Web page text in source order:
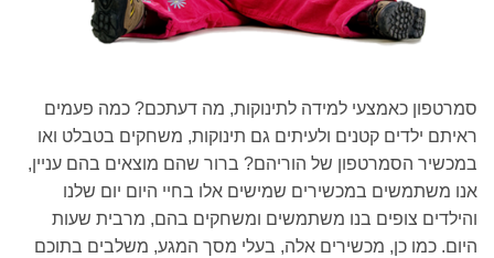
סמרטפון כאמצעי למידה לתינוקות, מה דעתכם? כמה פעמים
ראיתם ילדים קטנים ולעיתים גם תינוקות, משחקים בטבלט ואו
במכשיר הסמרטפון של הוריהם? ברור שהם מוצאים בהם עניין,
אנו משתמשים במכשירים שמישים אלו בחיי היום יום שלנו
והילדים צופים בנו משתמשים ומשחקים בהם, מרבית שעות
היום. כמו כן, מכשירים אלה, בעלי מסך המגע, משלבים בתוכם